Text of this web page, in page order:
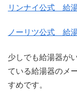
リンナイ公式 給
ノーリツ公式 給
少しでも給湯器が
ている給湯器のメ
すめです。